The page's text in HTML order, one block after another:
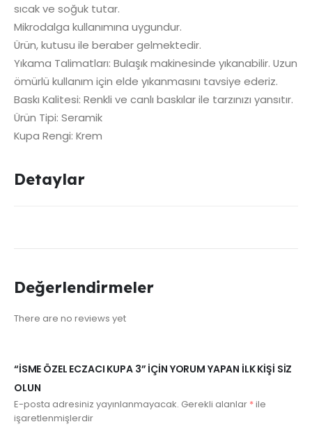
sıcak ve soğuk tutar.
Mikrodalga kullanımına uygundur.
Ürün, kutusu ile beraber gelmektedir.
Yıkama Talimatları: Bulaşık makinesinde yıkanabilir. Uzun
ömürlü kullanım için elde yıkanmasını tavsiye ederiz.
Baskı Kalitesi: Renkli ve canlı baskılar ile tarzınızı yansıtır.
Ürün Tipi: Seramik
Kupa Rengi: Krem
Detaylar
Değerlendirmeler
There are no reviews yet
“İSME ÖZEL ECZACI KUPA 3” IÇIN YORUM YAPAN ILK KIŞI SIZ
OLUN
E-posta adresiniz yayınlanmayacak. Gerekli alanlar *ile
işaretlenmişlerdir